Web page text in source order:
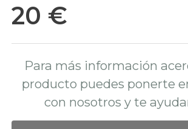
20 €
Para más información
producto puedes ponerte
con nosotros y te